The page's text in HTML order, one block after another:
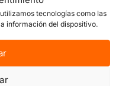
tecnologías como las
información del dispositivo.